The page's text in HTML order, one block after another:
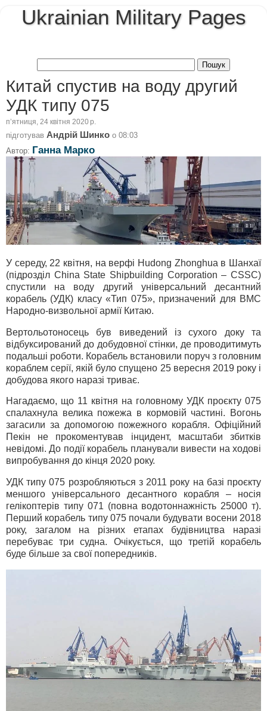
Ukrainian Military Pages
Китай спустив на воду другий
УДК типу 075
пʼятниця, 24 квітня 2020 р.
підготував Андрій Шинко о 08:03
Автор: Ганна Марко
У середу, 22 квітня, на верфі Hudong Zhonghua в Шанхаї
(підрозділ China State Shipbuilding Corporation – CSSC)
спустили на воду другий універсальний десантний
корабель (УДК) класу «Тип 075», призначений для ВМС
Народно-визвольної армії Китаю.
Вертольотоносець був виведений із сухого доку та
відбуксирований до добудовної стінки, де проводитимуть
подальші роботи. Корабель встановили поруч з головним
кораблем серії, якій було спущено 25 вересня 2019 року і
добудова якого наразі триває.
Нагадаємо, що 11 квітня на головному УДК проєкту 075
спалахнула велика пожежа в кормовій частині. Вогонь
загасили за допомогою пожежного корабля. Офіційний
Пекін не прокоментував інцидент, масштаби збитків
невідомі. До події корабель планували вивести на ходові
випробування до кінця 2020 року.
УДК типу 075 розробляються з 2011 року на базі проєкту
меншого універсального десантного корабля – носія
гелікоптерів типу 071 (повна водотоннажність 25000 т).
Перший корабель типу 075 почали будувати восени 2018
року, загалом на різних етапах будівництва наразі
перебуває три судна. Очікується, що третій корабель
буде більше за свої попередників.